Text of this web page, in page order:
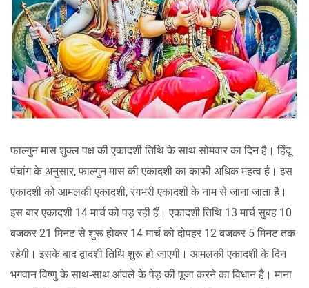
फाल्गुन मास शुक्ल पक्ष की एकादशी तिथि के साथ सोमवार का दिन है। हिंदू
पंचांग के अनुसार, फाल्गुन मास की एकादशी का काफी अधिक महत्व है। इस
एकादशी को आमलकी एकादशी, रंगभरी एकादशी के नाम से जाना जाता है।
इस बार एकादशी 14 मार्च को पड़ रही हैं। एकादशी तिथि 13 मार्च सुबह 10
बजकर 21 मिनट से शुरू होकर 14 मार्च को दोपहर 12 बजकर 5 मिनट तक
रहेगी। इसके बाद द्वादशी तिथि शुरू हो जाएगी। आमलकी एकादशी के दिन
भगवान विष्णु के साथ-साथ आंवले के पेड़ की पूजा करने का विधान है। माना